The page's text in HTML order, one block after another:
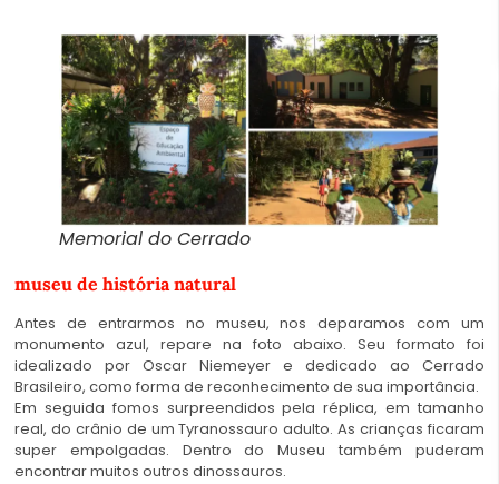
Memorial do Cerrado
museu de história natural
Antes de entrarmos no museu, nos deparamos com um
monumento azul, repare na foto abaixo. Seu formato foi
idealizado por Oscar Niemeyer e dedicado ao Cerrado
Brasileiro, como forma de reconhecimento de sua importância.
Em seguida fomos surpreendidos pela réplica, em tamanho
real, do crânio de um Tyranossauro adulto. As crianças ficaram
super empolgadas. Dentro do Museu também puderam
encontrar muitos outros dinossauros.